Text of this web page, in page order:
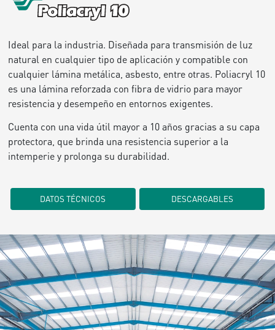
Ideal para la industria. Diseñada para transmisión de luz
natural en cualquier tipo de aplicación y compatible con
cualquier lámina metálica, asbesto, entre otras. Poliacryl 10
es una lámina reforzada con fibra de vidrio para mayor
resistencia y desempeño en entornos exigentes.
Cuenta con una vida útil mayor a 10 años gracias a su capa
protectora, que brinda una resistencia superior a la
intemperie y prolonga su durabilidad.
DATOS TÉCNICOS DESCARGABLES